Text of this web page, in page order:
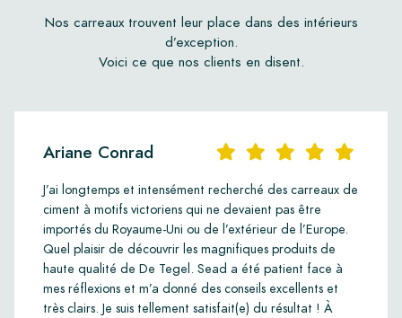
Nos carreaux trouvent leur place dans des intérieurs
d’exception.
Voici ce que nos clients en disent.
Ariane Conrad
J’ai longtemps et intensément recherché des carreaux de
ciment à motifs victoriens qui ne devaient pas être
importés du Royaume-Uni ou de l’extérieur de l’Europe.
Quel plaisir de découvrir les magnifiques produits de
haute qualité de De Tegel. Sead a été patient face à
mes réflexions et m’a donné des conseils excellents et
très clairs. Je suis tellement satisfait(e) du résultat ! À